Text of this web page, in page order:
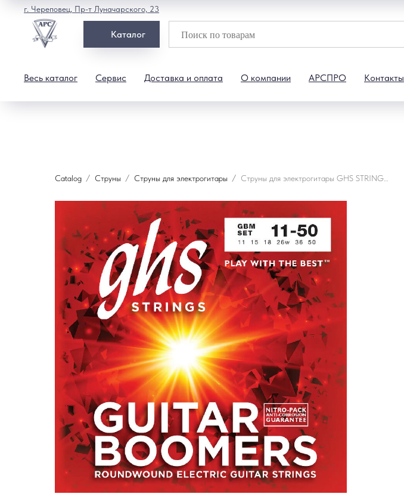
Каталог
Весь каталог Сервис Доставка и оплата О компании АРСПРО Контакты
г. Череповец, Пр-т Луначарского, 23
Catalog Струны Струны для электрогитары